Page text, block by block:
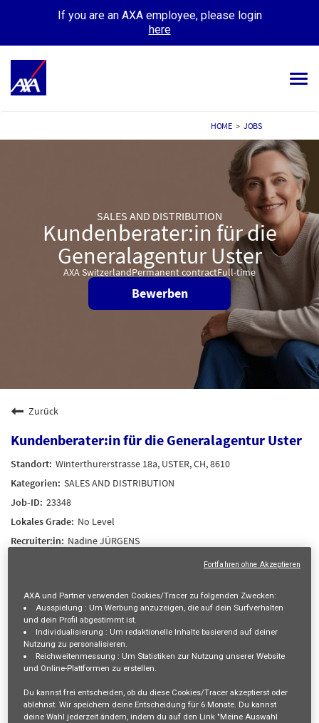
If you are an AXA employee, please login
here
MY APPLICATIONS MY PROFILE
HOME > JOBS
SALES AND DISTRIBUTION
Kundenberater:in für die
Generalagentur Uster
AXA SwitzerlandPermanent contractFull-time
Bewerben
Zurück
Kundenberater:in für die Generalagentur Uster
Winterthurerstrasse 18a, USTER, CH, 8610
SALES AND DISTRIBUTION
23348
No Level
Nadine JÜRGENS
Erhalte zukünftige Jobangebote, die mit deiner Suche
übereinstimmen.
Anmelden
oder Registrieren
AXA und Partner verwenden Cookies/Tracer zu folgenden Zwecken:
Ausspielung : Um Werbung anzuzeigen, die auf dein Surfverhalten
und dein Profil abgestimmt ist.
Individualisierung : Um redaktionelle Inhalte basierend auf deiner
Nutzung zu personalisieren.
Reichweitenmessung : Um Statistiken zur Nutzung unserer Website
und Online-Plattformen zu erstellen.
Du kannst frei entscheiden, ob du diese Cookies/Tracer akzeptierst oder
ablehnst. Wir speichern deine Entscheidung für 6 Monate. Du kannst
deine Wahl jederzeit ändern, indem du auf den Link "Meine Auswahl
Fortfahren ohne Akzeptieren